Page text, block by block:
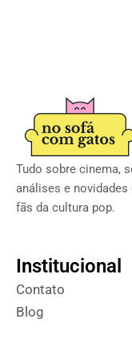
Tudo sobre cinema,
análises e
fãs da cultura pop.
Institucional
Contato
Blog